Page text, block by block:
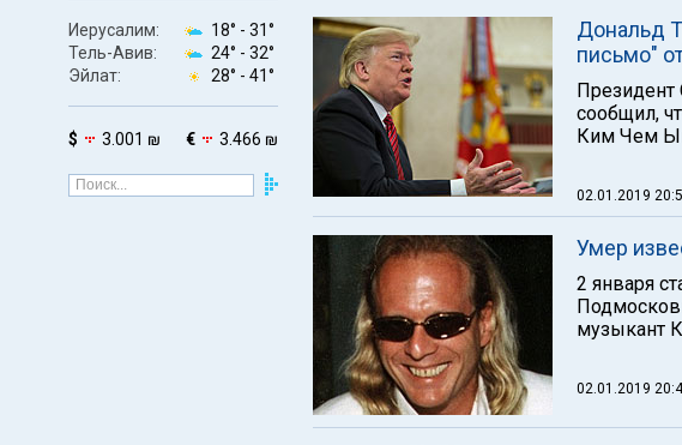
Иерусалим: 18° - 31°
Тель-Авив:
24° - 32°
Эйлат:
28° - 41°
$ 3.001 ₪ € 3.466 ₪
Дональд
письмо"
Президент
сообщил,
Ким Чем
02.01.2019
Умер
2 января
музыкант
02.01.2019